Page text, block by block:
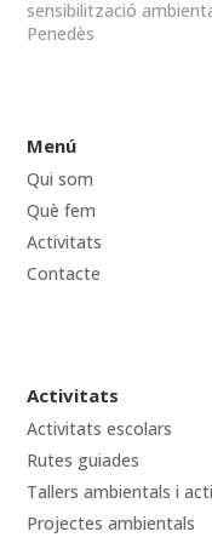
sensibilització
Penedès
Menú
Qui som
Què fem
Activitats
Contacte
Activitats
Activitats escolars
Rutes guiades
Tallers ambientals i
Projectes ambientals